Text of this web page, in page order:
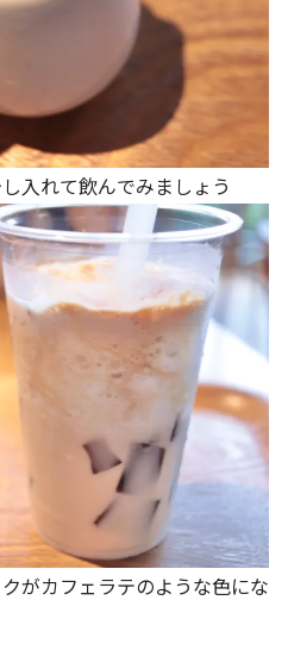
入れて飲んでみましょう
がカフェラテのような色にな